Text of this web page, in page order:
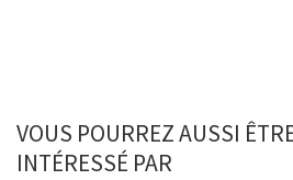
VOUS POURREZ AUSSI
INTÉRESSÉ PAR